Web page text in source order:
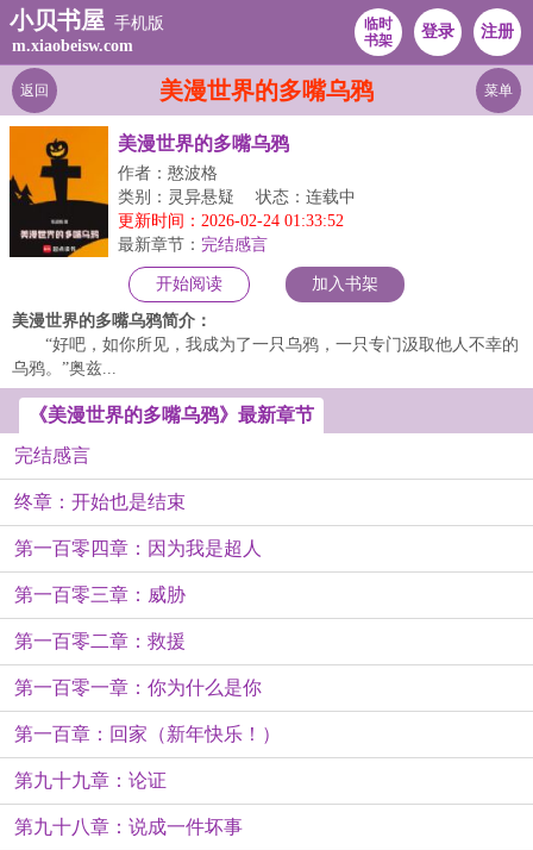
小贝书屋 手机版
m.xiaobeisw.com
临时
书架
登录 注册
美漫世界的多嘴乌鸦
返回 菜单
美漫世界的多嘴乌鸦
作者：憨波格
类别：灵异悬疑
状态：连载中
更新时间：2026-02-24 01:33:52
最新章节： 完结感言
开始阅读 加入书架
美漫世界的多嘴乌鸦简介：
“好吧，如你所见，我成为了一只乌鸦，一只专门汲取他人不幸的
乌鸦。”奥兹...
《美漫世界的多嘴乌鸦》最新章节
完结感言
终章：开始也是结束
第一百零四章：因为我是超人
第一百零三章：威胁
第一百零二章：救援
第一百零一章：你为什么是你
第一百章：回家（新年快乐！）
第九十九章：论证
第九十八章：说成一件坏事